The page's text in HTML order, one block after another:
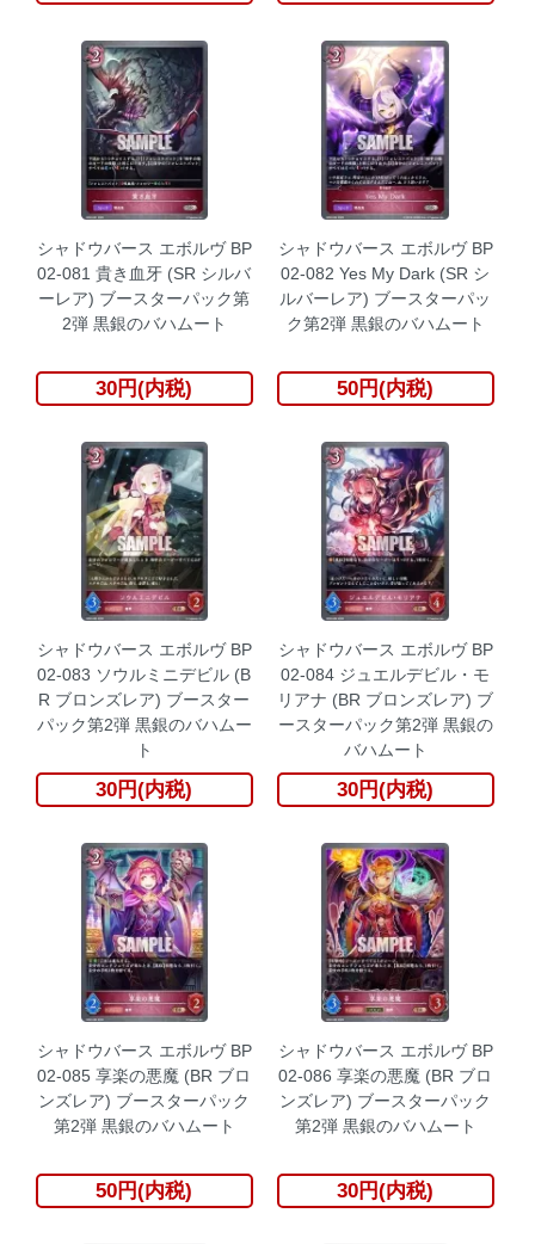
シャドウバース エボルヴ BP
02-081 貴き血牙 (SR シルバ
ーレア) ブースターパック第
2弾 黒銀のバハムート
30円(内税)
シャドウバース エボルヴ BP
02-082 Yes My Dark (SR シ
ルバーレア) ブースターパッ
ク第2弾 黒銀のバハムート
50円(内税)
シャドウバース エボルヴ BP
02-083 ソウルミニデビル (B
R ブロンズレア) ブースター
パック第2弾 黒銀のバハムー
ト
30円(内税)
シャドウバース エボルヴ BP
02-084 ジュエルデビル・モ
リアナ (BR ブロンズレア) ブ
ースターパック第2弾 黒銀の
バハムート
30円(内税)
シャドウバース エボルヴ BP
02-085 享楽の悪魔 (BR ブロ
ンズレア) ブースターパック
第2弾 黒銀のバハムート
50円(内税)
シャドウバース エボルヴ BP
02-086 享楽の悪魔 (BR ブロ
ンズレア) ブースターパック
第2弾 黒銀のバハムート
30円(内税)